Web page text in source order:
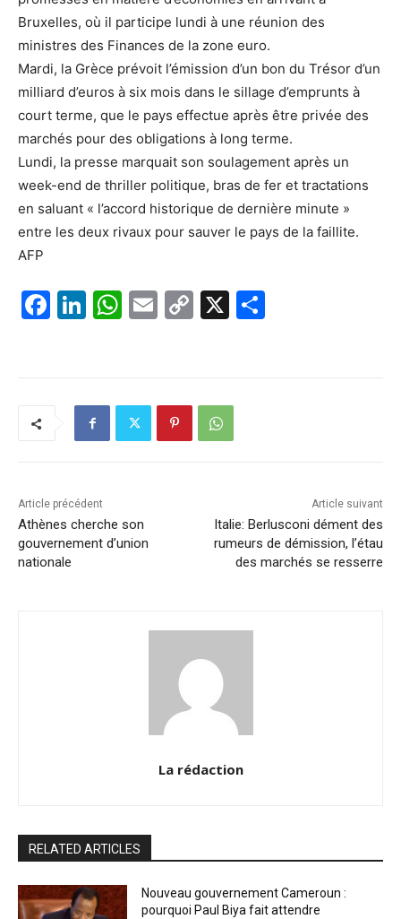
Bruxelles, où il participe lundi à une réunion des
ministres des Finances de la zone euro.
Mardi, la Grèce prévoit l’émission d’un bon du Trésor d’un
milliard d’euros à six mois dans le sillage d’emprunts à
court terme, que le pays effectue après être privée des
marchés pour des obligations à long terme.
Lundi, la presse marquait son soulagement après un
week-end de thriller politique, bras de fer et tractations
en saluant « l’accord historique de dernière minute »
entre les deux rivaux pour sauver le pays de la faillite.
AFP
F
k
Li
dI
n
W
A
p
E
C
Li
n
X
Article précédent
Athènes cherche son
gouvernement d’union
nationale
Article suivant
Italie: Berlusconi dément des
rumeurs de démission, l’étau
des marchés se resserre
La rédaction
RELATED ARTICLES
Nouveau gouvernement Cameroun :
pourquoi Paul Biya fait attendre